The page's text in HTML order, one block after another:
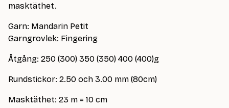
masktäthet.
Garn: Mandarin Petit
Garngrovlek: Fingering
Åtgång: 250 (300) 350 (350) 400 (400)g
Rundstickor: 2.50 och 3.00 mm (80cm)
Masktäthet: 23 m = 10 cm